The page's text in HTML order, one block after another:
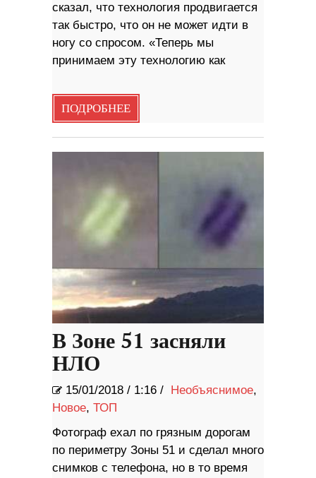
сказал, что технология продвигается
так быстро, что он не может идти в
ногу со спросом. «Теперь мы
принимаем эту технологию как
ПОДРОБНЕЕ
В Зоне 51 засняли
НЛО
15/01/2018 / 1:16 / Необъяснимое,
Новое, ТОП
Фотограф ехал по грязным дорогам
по периметру Зоны 51 и сделал много
снимков с телефона, но в то время